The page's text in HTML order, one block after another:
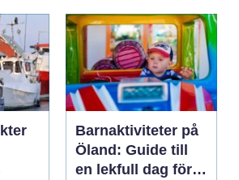
Barnaktiviteter på
Öland: Guide till
en lekfull dag för